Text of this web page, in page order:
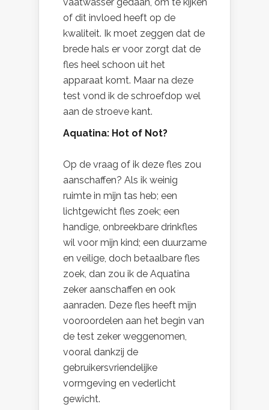
of dit invloed heeft op de
kwaliteit. Ik moet zeggen dat de
brede hals er voor zorgt dat de
fles heel schoon uit het
apparaat komt. Maar na deze
test vond ik de schroefdop wel
aan de stroeve kant.
Aquatina: Hot of Not?
Op de vraag of ik deze fles zou
aanschaffen? Als ik weinig
ruimte in mijn tas heb; een
lichtgewicht fles zoek; een
handige, onbreekbare drinkfles
wil voor mijn kind; een duurzame
en veilige, doch betaalbare fles
zoek, dan zou ik de Aquatina
zeker aanschaffen en ook
aanraden. Deze fles heeft mijn
vooroordelen aan het begin van
de test zeker weggenomen,
vooral dankzij de
gebruikersvriendelijke
vormgeving en vederlicht
gewicht.